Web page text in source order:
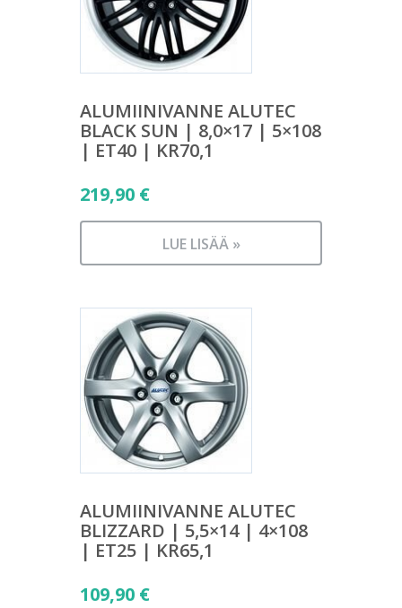
ALUMIINIVANNE ALUTEC
BLACK SUN | 8,0×17 | 5×108
| ET40 | KR70,1
219,90 €
LUE LISÄÄ »
ALUMIINIVANNE ALUTEC
BLIZZARD | 5,5×14 | 4×108
| ET25 | KR65,1
109,90 €